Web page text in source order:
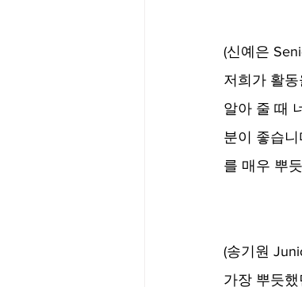
(신예은
저희가 활
알아 줄 때
분이 좋습
를 매우 뿌
(송기원
가장 뿌듯